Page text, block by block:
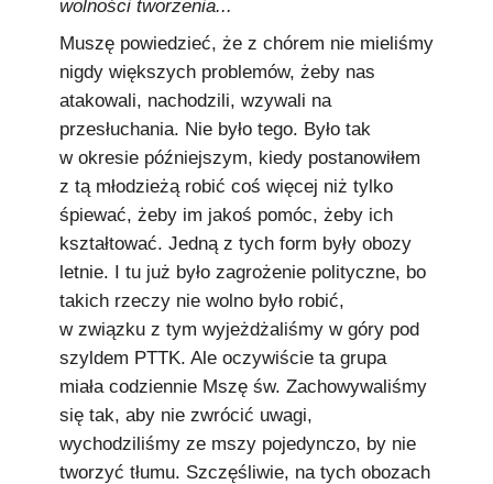
wolności tworzenia...
Muszę powiedzieć, że z chórem nie mieliśmy
nigdy większych problemów, żeby nas
atakowali, nachodzili, wzywali na
przesłuchania. Nie było tego. Było tak
w okresie późniejszym, kiedy postanowiłem
z tą młodzieżą robić coś więcej niż tylko
śpiewać, żeby im jakoś pomóc, żeby ich
kształtować. Jedną z tych form były obozy
letnie. I tu już było zagrożenie polityczne, bo
takich rzeczy nie wolno było robić,
w związku z tym wyjeżdżaliśmy w góry pod
szyldem PTTK. Ale oczywiście ta grupa
miała codziennie Mszę św. Zachowywaliśmy
się tak, aby nie zwrócić uwagi,
wychodziliśmy ze mszy pojedynczo, by nie
tworzyć tłumu. Szczęśliwie, na tych obozach